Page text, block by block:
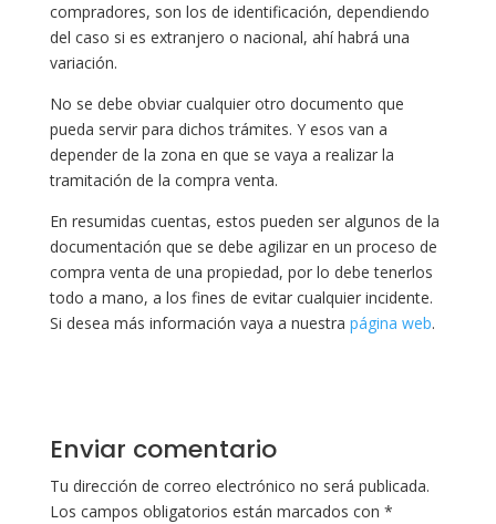
compradores, son los de identificación, dependiendo
del caso si es extranjero o nacional, ahí habrá una
variación.
No se debe obviar cualquier otro documento que
pueda servir para dichos trámites. Y esos van a
depender de la zona en que se vaya a realizar la
tramitación de la compra venta.
En resumidas cuentas, estos pueden ser algunos de la
documentación que se debe agilizar en un proceso de
compra venta de una propiedad, por lo debe tenerlos
todo a mano, a los fines de evitar cualquier incidente.
Si desea más información vaya a nuestra página web.
Enviar comentario
Tu dirección de correo electrónico no será publicada.
Los campos obligatorios están marcados con *